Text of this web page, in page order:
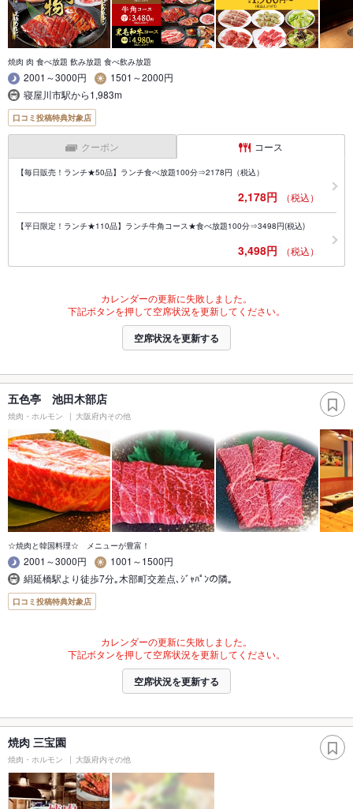
焼肉 肉 食べ放題 飲み放題 食べ飲み放題
2001～3000円
1501～2000円
寝屋川市駅から1,983m
口コミ投稿特典対象店
クーポン コース
【毎日販売！ランチ★50品】ランチ食べ放題100分⇒2178円（税込）
2,178円 （税込）
【平日限定！ランチ★110品】ランチ牛角コース★食べ放題100分⇒3498円(税込)
3,498円 （税込）
カレンダーの更新に失敗しました。
下記ボタンを押して空席状況を更新してください。
空席状況を更新する
五色亭 池田木部店
焼肉・ホルモン 大阪府内その他
☆焼肉と韓国料理☆ メニューが豊富！
2001～3000円
1001～1500円
絹延橋駅より徒歩7分｡木部町交差点､ｼﾞｬﾊﾟﾝの隣｡
口コミ投稿特典対象店
カレンダーの更新に失敗しました。
下記ボタンを押して空席状況を更新してください。
空席状況を更新する
焼肉 三宝園
焼肉・ホルモン 大阪府内その他